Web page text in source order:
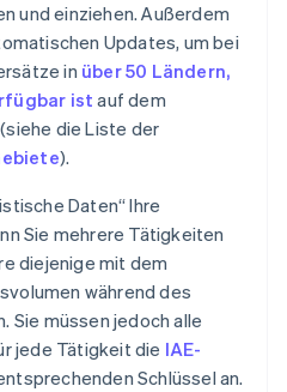
und einziehen. Außerdem
Updates, um bei
in über 50 Ländern,
istauf dem
die Liste der
).
Daten“ Ihre
Sie mehrere Tätigkeiten
diejenige mit dem
während des
Sie müssen jedoch alle
jede Tätigkeit die IAE-
Schlüssel an.